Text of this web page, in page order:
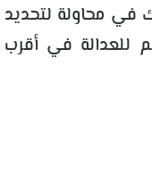
في محاولة لتحديد
للعدالة في أقرب